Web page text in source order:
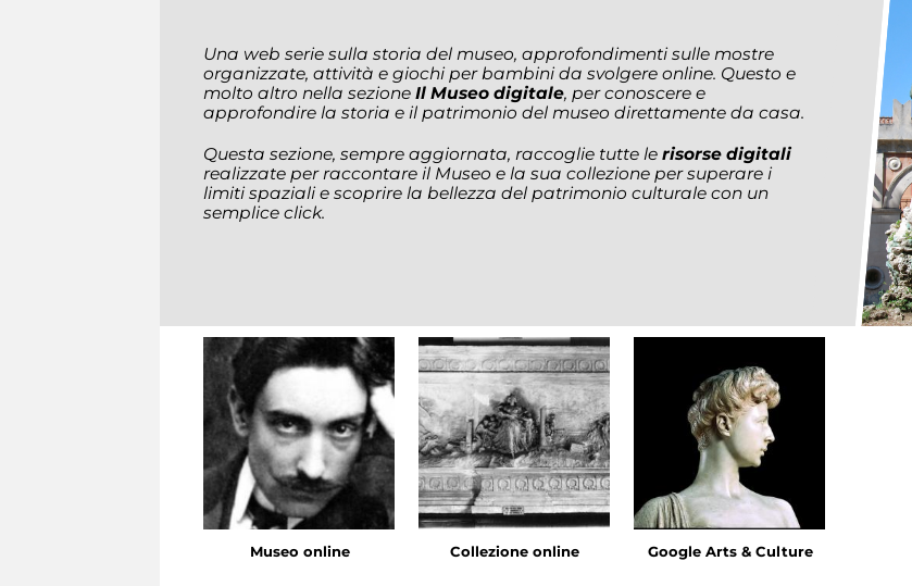
Una web serie sulla storia del museo, approfondimenti sulle mostre
organizzate, attività e giochi per bambini da svolgere online. Questo e
molto altro nella sezione Il Museo digitale, per conoscere e
approfondire la storia e il patrimonio del museo direttamente da casa.
Questa sezione, sempre aggiornata, raccoglie tutte le risorse digitali
realizzate per raccontare il Museo e la sua collezione per superare i
limiti spaziali e scoprire la bellezza del patrimonio culturale con un
semplice click.
Museo online Collezione online Google Arts & Culture